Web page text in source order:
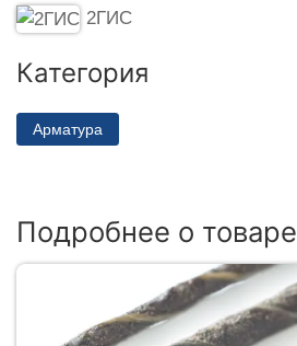
2ГИС
Категория
Арматура
Подробнее о товаре